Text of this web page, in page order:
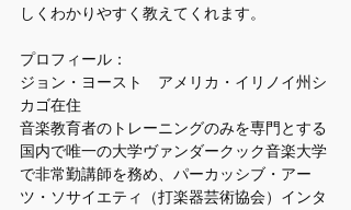
しくわかりやすく教えてくれます。
プロフィール：
ジョン・ヨースト　アメリカ・イリノイ州シ
カゴ在住
音楽教育者のトレーニングのみを専門とする
国内で唯一の大学ヴァンダークック音楽大学
で非常勤講師を務め、パーカッシブ・アー
ツ・ソサイエティ（打楽器芸術協会）インタ